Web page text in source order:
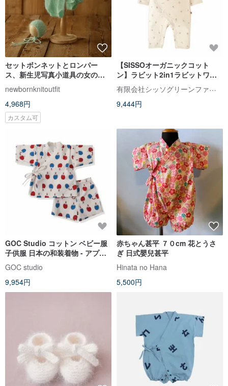
セットボンネットとロンパー
ス、新生児写真小道具の女の
子、ニット写真小道具の衣装
newbornknitoutfit
4,968円
カスタム可
【SISSOオーガニックコット
ン】ラビット2in1ラビットワン
ピース(リトルオレンジ)12M
有限会社シッソグリーンファッション
9,444円
GOC Studio コットン ベビー服
子供服 日本の和装着物 - アプリ
コット卓球
GOC studio
9,954円
赤ちゃん甚平 ７０cm 花とうさ
ぎ 日式嬰兒甚平
Hinata no Hana
5,500円